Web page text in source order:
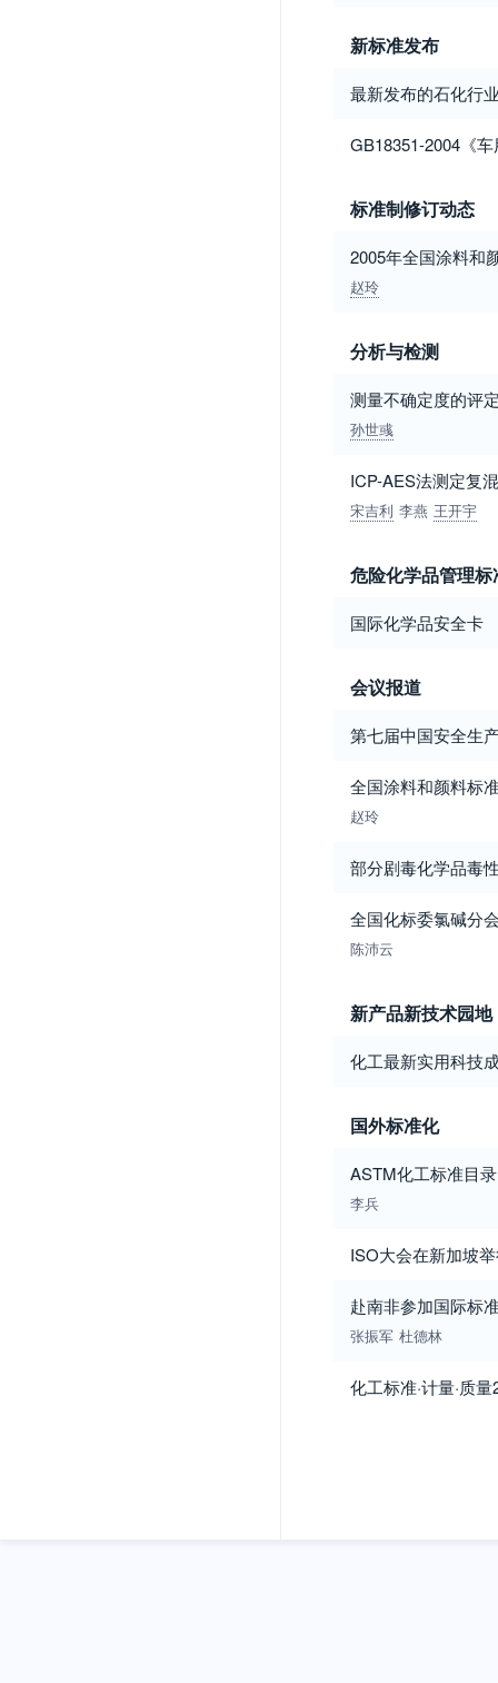
新标准发布
最新发布的石化行
GB18351-2004《
标准制修订动态
2005年全国涂料和
赵玲
分析与检测
测量不确定度的评
孙世彧
ICP-AES法测定复
宋吉利 李燕 王开宇
危险化学品管理标
国际化学品安全卡
会议报道
第七届中国安全生
全国涂料和颜料标
赵玲
部分剧毒化学品毒
全国化标委氯碱分
陈沛云
新产品新技术园地
化工最新实用科技
国外标准化
ASTM化工标准目
李兵
ISO大会在新加坡
赴南非参加国际标
张振军 杜德林
化工标准·计量·质